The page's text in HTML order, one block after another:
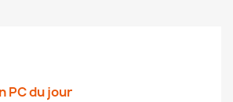
PC du jour